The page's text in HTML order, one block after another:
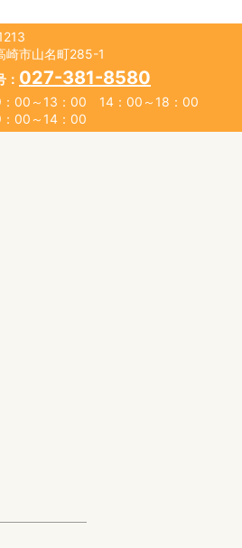
崎市山名町285-1
： 027-381-8580
00～13：00 14：00～18：00
00～14：00